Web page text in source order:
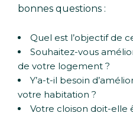
bonnes questions :
Quel est l’objectif de
Souhaitez-vous
de votre logement ?
Y’a-t-il besoin
votre habitation ?
Votre cloison doit-elle